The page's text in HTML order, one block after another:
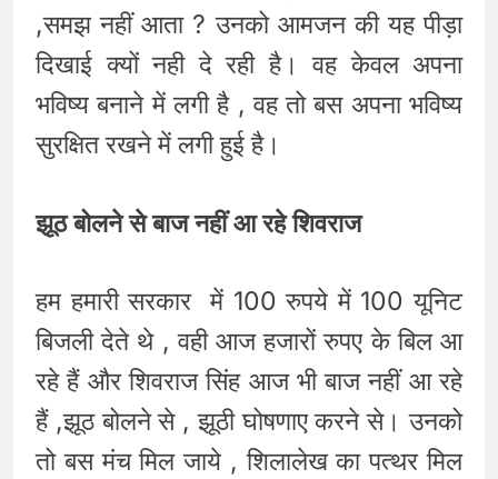
,समझ नहीं आता ? उनको आमजन की यह पीड़ा
दिखाई क्यों नही दे रही है। वह केवल अपना
भविष्य बनाने में लगी है , वह तो बस अपना भविष्य
सुरक्षित रखने में लगी हुई है।
झूठ बोलने से बाज नहीं आ रहे शिवराज
हम हमारी सरकार में 100 रुपये में 100 यूनिट
बिजली देते थे , वही आज हजारों रुपए के बिल आ
रहे हैं और शिवराज सिंह आज भी बाज नहीं आ रहे
हैं ,झूठ बोलने से , झूठी घोषणाए करने से। उनको
तो बस मंच मिल जाये , शिलालेख का पत्थर मिल